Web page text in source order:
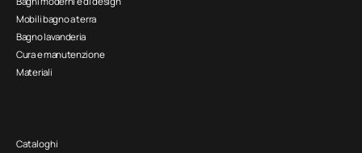
Mobili bagno a terra
Bagno lavanderia
Cura e manutenzione
Materiali
Cataloghi